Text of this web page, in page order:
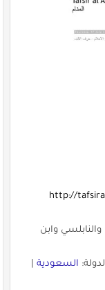
http://
وابن
السعودية|